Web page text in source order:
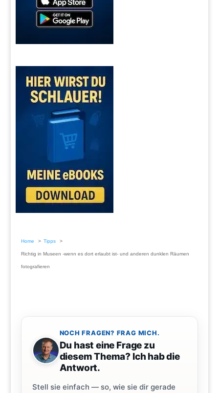
Home Tipps
Richtig in Museen -wenn es dort erlaubt ist- und anderen dunklen Räumen
fotografieren
NOCH FRAGEN? FRAG MICH.
Du hast eine Frage zu
diesem Thema? Ich hab die
Antwort.
Stell sie einfach — so, wie sie dir gerade